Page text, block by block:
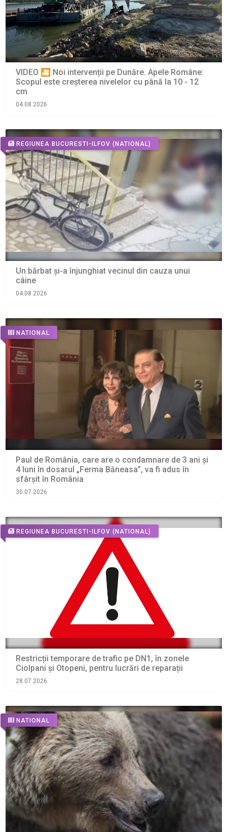
VIDEO 🎦 Noi intervenții pe Dunăre. Apele Române:
Scopul este creșterea nivelelor cu până la 10 - 12
cm
04.08.2026
REGIUNEA BUCURESTI-ILFOV (NATIONAL)
Un bărbat și-a înjunghiat vecinul din cauza unui
câine
04.08.2026
NATIONAL
Paul de România, care are o condamnare de 3 ani și
4 luni în dosarul „Ferma Băneasa”, va fi adus în
sfârșit în România
30.07.2026
REGIUNEA BUCURESTI-ILFOV (NATIONAL)
Restricții temporare de trafic pe DN1, în zonele
Ciolpani și Otopeni, pentru lucrări de reparații
28.07.2026
NATIONAL